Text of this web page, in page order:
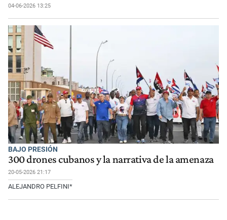
04-06-2026 13:25
BAJO PRESIÓN
300 drones cubanos y la narrativa de la amenaza
20-05-2026 21:17
ALEJANDRO PELFINI*